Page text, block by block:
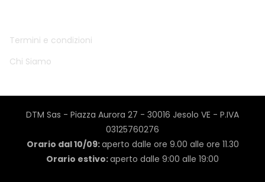
Termini e condizioni
Chi Siamo
DTM Sas - Piazza Aurora 27 - 30016 Jesolo VE - P.IVA
03125760276
Orario dal 10/09:aperto dalle ore 9.00 alle ore 11.30
Orario estivo:aperto dalle 9:00 alle 19:00